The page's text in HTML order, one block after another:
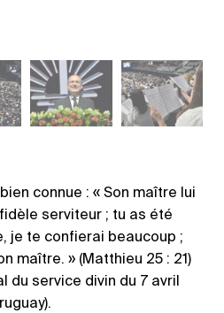
connue : « Son maître lui
serviteur ; tu as été
je te confierai beaucoup ;
maître. » (Matthieu 25 : 21)
du service divin du 7 avril